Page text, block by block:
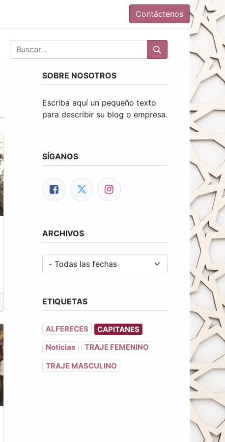
Contáctenos
SOBRE NOSOTROS
Escriba aquí un pequeño texto
para describir su blog o empresa.
SÍGANOS
ARCHIVOS
ETIQUETAS
ALFERECES
CAPITANES
Noticias
TRAJE FEMENINO
TRAJE MASCULINO